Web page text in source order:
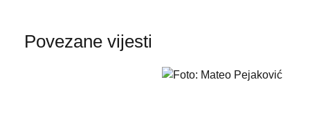
Povezane vijesti